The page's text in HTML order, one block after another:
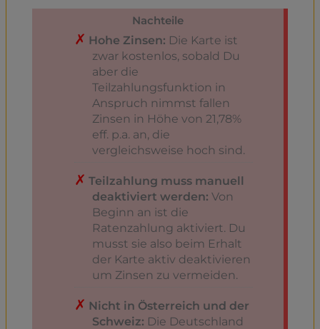
Nachteile
Hohe Zinsen: Die Karte ist
zwar kostenlos, sobald Du
aber die
Teilzahlungsfunktion in
Anspruch nimmst fallen
Zinsen in Höhe von 21,78%
eff. p.a. an, die
vergleichsweise hoch sind.
Teilzahlung muss manuell
deaktiviert werden: Von
Beginn an ist die
Ratenzahlung aktiviert. Du
musst sie also beim Erhalt
der Karte aktiv deaktivieren
um Zinsen zu vermeiden.
Nicht in Österreich und der
Schweiz: Die Deutschland